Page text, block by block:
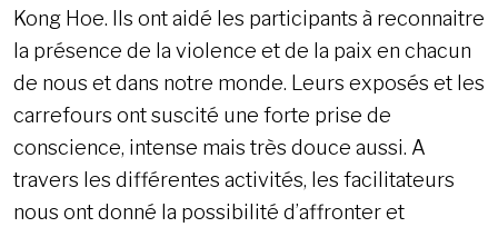
Kong Hoe. Ils ont aidé les participants à reconnaitre
la présence de la violence et de la paix en chacun
de nous et dans notre monde. Leurs exposés et les
carrefours ont suscité une forte prise de
conscience, intense mais très douce aussi. A
travers les différentes activités, les facilitateurs
nous ont donné la possibilité d’affronter et